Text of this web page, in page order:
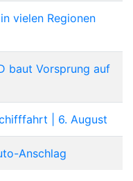
vielen Regionen
baut Vorsprung auf
| 6. August
Anschlag